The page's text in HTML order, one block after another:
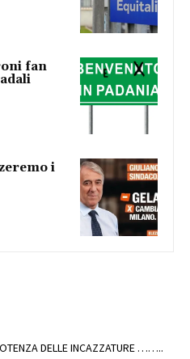
fan
i
DELLE INCAZZATURE ……..